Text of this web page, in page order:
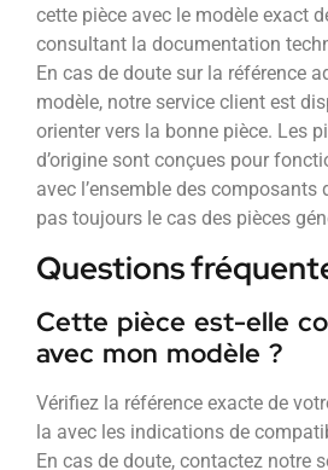
cette pièce avec le modèle exact
consultant la documentation
En cas de doute sur la référence
modèle, notre service client est
orienter vers la bonne pièce. Les
d’origine sont conçues pour
avec l’ensemble des composants
pas toujours le cas des pièces
Questions
Cette pièce est-elle
avec mon modèle ?
Vérifiez la référence exacte de
la avec les indications de
En cas de doute, contactez notre